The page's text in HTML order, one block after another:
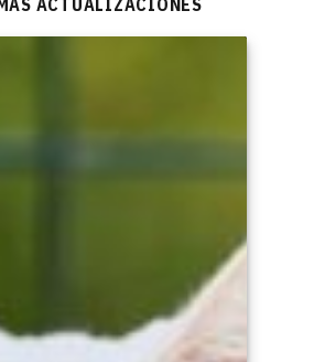
ACTUALIZACIONES